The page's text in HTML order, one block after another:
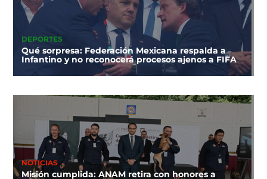
DEPORTES
Qué sorpresa: Federación Mexicana respalda a
Infantino y no reconocerá procesos ajenos a FIFA
NOTICIAS
Misión cumplida: ANAM retira con honores a